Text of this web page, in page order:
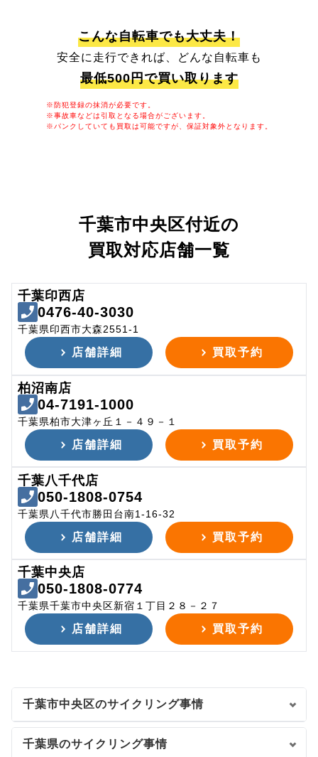
こんな自転車でも大丈夫！
安全に走行できれば、どんな自転車も
最低500円で買い取ります
※防犯登録の抹消が必要です。
※事故車などは引取となる場合がございます。
※パンクしていても買取は可能ですが、保証対象外となります。
千葉市中央区付近の
買取対応店舗一覧
千葉印西店
0476-40-3030
千葉県印西市大森2551-1
店舗詳細 買取予約
柏沼南店
04-7191-1000
千葉県柏市大津ヶ丘１－４９－１
店舗詳細 買取予約
千葉八千代店
050-1808-0754
千葉県八千代市勝田台南1-16-32
店舗詳細 買取予約
千葉中央店
050-1808-0774
千葉県千葉市中央区新宿１丁目２８－２７
店舗詳細 買取予約
千葉市中央区のサイクリング事情
千葉県のサイクリング事情